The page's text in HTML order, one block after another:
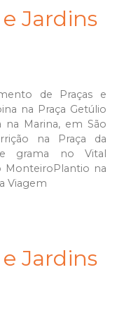
Jardins
de Praças e
na Praça Getúlio
na Marina, em São
na Praça da
grama no Vital
MonteiroPlantio na
Viagem
Jardins